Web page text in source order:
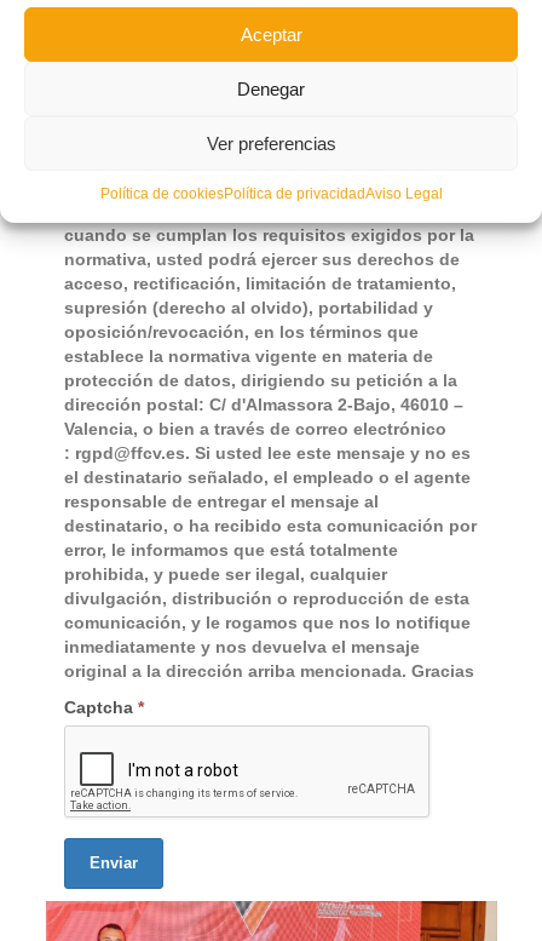
Aceptar
Denegar
Ver preferencias
Política de cookiesPolítica de privacidadAviso Legal
mensaje y/o archivo(s) adjunto(s), enviada desde
la FEDERACIÓ DE FUTBOL DE LA COMUNITAT
VALENCIANA, es confidencial/privilegiada y está
la(s) que va dirigida. Le recordamos que sus
tratamiento de la FEDERACIÓ DE FUTBOL DE LA
cuando se cumplan los requisitos exigidos por la
normativa, usted podrá ejercer sus derechos de
acceso, rectificación, limitación de tratamiento,
supresión (derecho al olvido), portabilidad y
oposición/revocación, en los términos que
establece la normativa vigente en materia de
protección de datos, dirigiendo su petición a la
dirección postal: C/ d'Almassora 2-Bajo, 46010 –
Valencia, o bien a través de correo electrónico
: rgpd@ffcv.es. Si usted lee este mensaje y no es
el destinatario señalado, el empleado o el agente
responsable de entregar el mensaje al
destinatario, o ha recibido esta comunicación por
error, le informamos que está totalmente
prohibida, y puede ser ilegal, cualquier
divulgación, distribución o reproducción de esta
comunicación, y le rogamos que nos lo notifique
inmediatamente y nos devuelva el mensaje
original a la dirección arriba mencionada. Gracias
Captcha *
Enviar